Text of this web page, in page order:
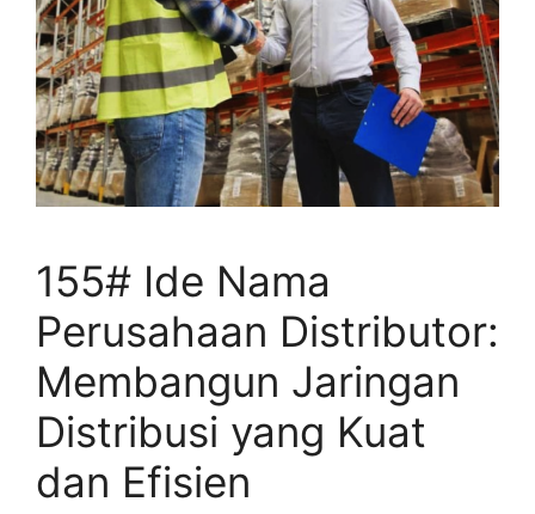
155# Ide Nama
Perusahaan Distributor:
Membangun Jaringan
Distribusi yang Kuat
dan Efisien